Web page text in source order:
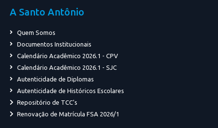
A Santo Antônio
Quem Somos
Documentos Institucionais
Calendário Acadêmico 2026.1 - CPV
Calendário Acadêmico 2026.1 - SJC
Autenticidade de Diplomas
Autenticidade de Históricos Escolares
Repositório de TCC's
Renovação de Matrícula FSA 2026/1